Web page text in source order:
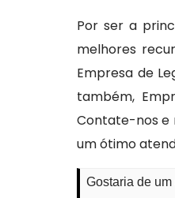
Por ser a
melhores
Empresa de
também,
Contate-nos e
um ótimo
Gostaria de